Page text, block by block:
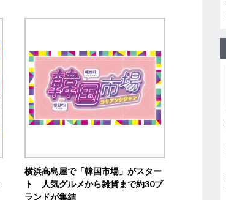
横浜高島屋で「韓国市場」がスター
ト 人気グルメから雑貨まで約30ブ
ランドが集結